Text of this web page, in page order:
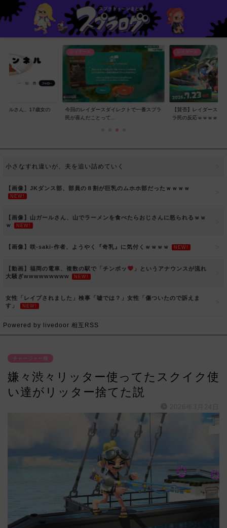
ネルさん、17歳女の
レイダース
今回のレイダースダイレクトで一番スプラ
民が喜んだことって...
レイダース
【賛否】レイダースダ
ラ民の反応ｗｗｗｗ...
小さなすれ違いが、夫を追い詰めていく
【画像】JKダンス部、部員の８割が巨乳のムホホ部だったｗｗｗｗ
NEW!
【画像】山ガールさん、山でラーメンを食べたらおじさんに怒られるｗｗ
ｗ
NEW!
【画像】咲-saki-作者、ようやく『奇乳』に気付くｗｗｗｗ NEW!
【動画】福岡の電車、複数の駅で「チンポッ
」というアナウンスが流れ
大騒ぎwwwwwwwww
NEW!
女性「レイプされました」検事「嘘では？」女性「傷ついたので訴えま
す」
NEW!
Powered by livedoor 相互RSS
チャージャー種
嫌々渋々リッター使ってたスクイク使
い達がリッター捨てた説